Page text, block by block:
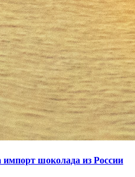
импорт шоколада из России